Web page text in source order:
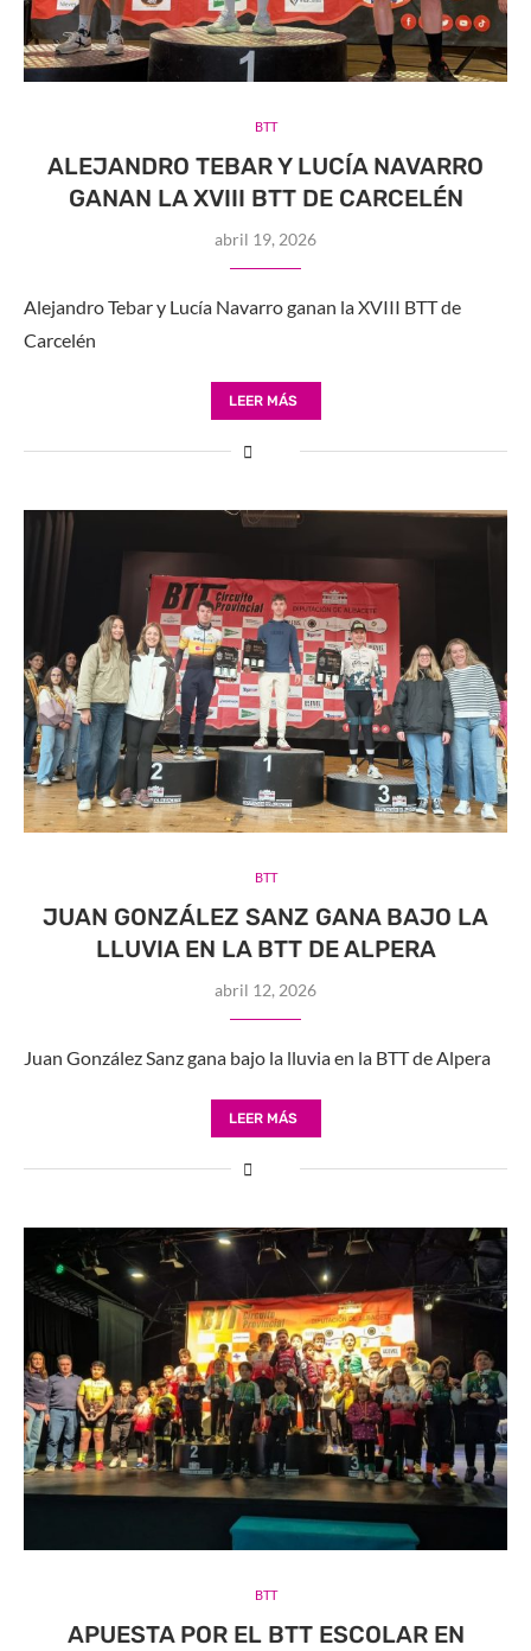
BTT
ALEJANDRO TEBAR Y LUCÍA NAVARRO
GANAN LA XVIII BTT DE CARCELÉN
abril 19, 2026
Alejandro Tebar y Lucía Navarro ganan la XVIII BTT de
Carcelén
LEER MÁS
BTT
JUAN GONZÁLEZ SANZ GANA BAJO LA
LLUVIA EN LA BTT DE ALPERA
abril 12, 2026
Juan González Sanz gana bajo la lluvia en la BTT de Alpera
LEER MÁS
BTT
APUESTA POR EL BTT ESCOLAR EN